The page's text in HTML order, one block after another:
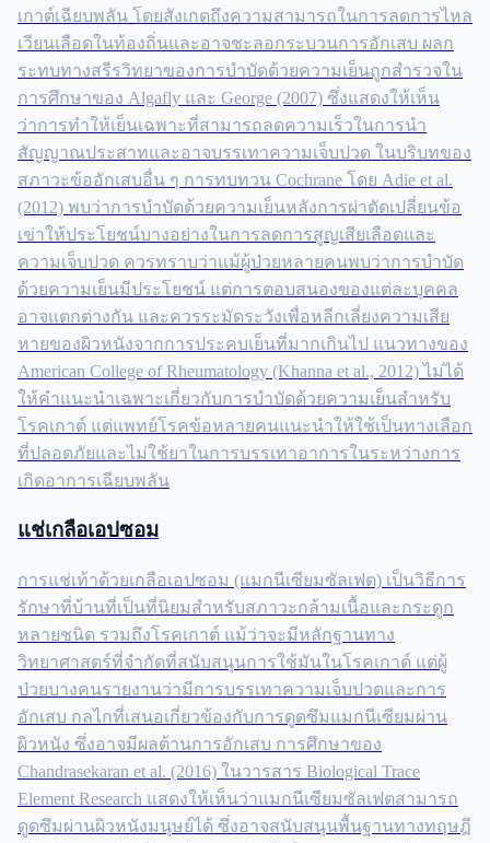
เกาต์เฉียบพลัน โดยสังเกตถึงความสามารถในการลดการไหล
เวียนเลือดในท้องถิ่นและอาจชะลอกระบวนการอักเสบ ผลก
ระทบทางสรีรวิทยาของการบำบัดด้วยความเย็นถูกสำรวจใน
การศึกษาของ Algafly และ George (2007) ซึ่งแสดงให้เห็น
ว่าการทำให้เย็นเฉพาะที่สามารถลดความเร็วในการนำ
สัญญาณประสาทและอาจบรรเทาความเจ็บปวด ในบริบทของ
สภาวะข้ออักเสบอื่น ๆ การทบทวน Cochrane โดย Adie et al.
(2012) พบว่าการบำบัดด้วยความเย็นหลังการผ่าตัดเปลี่ยนข้อ
เข่าให้ประโยชน์บางอย่างในการลดการสูญเสียเลือดและ
ความเจ็บปวด ควรทราบว่าแม้ผู้ป่วยหลายคนพบว่าการบำบัด
ด้วยความเย็นมีประโยชน์ แต่การตอบสนองของแต่ละบุคคล
อาจแตกต่างกัน และควรระมัดระวังเพื่อหลีกเลี่ยงความเสีย
หายของผิวหนังจากการประคบเย็นที่มากเกินไป แนวทางของ
American College of Rheumatology (Khanna et al., 2012) ไม่ได้
ให้คำแนะนำเฉพาะเกี่ยวกับการบำบัดด้วยความเย็นสำหรับ
โรคเกาต์ แต่แพทย์โรคข้อหลายคนแนะนำให้ใช้เป็นทางเลือก
ที่ปลอดภัยและไม่ใช้ยาในการบรรเทาอาการในระหว่างการ
เกิดอาการเฉียบพลัน
แช่เกลือเอปซอม
การแช่เท้าด้วยเกลือเอปซอม (แมกนีเซียมซัลเฟต) เป็นวิธีการ
รักษาที่บ้านที่เป็นที่นิยมสำหรับสภาวะกล้ามเนื้อและกระดูก
หลายชนิด รวมถึงโรคเกาต์ แม้ว่าจะมีหลักฐานทาง
วิทยาศาสตร์ที่จำกัดที่สนับสนุนการใช้มันในโรคเกาต์ แต่ผู้
ป่วยบางคนรายงานว่ามีการบรรเทาความเจ็บปวดและการ
อักเสบ กลไกที่เสนอเกี่ยวข้องกับการดูดซึมแมกนีเซียมผ่าน
ผิวหนัง ซึ่งอาจมีผลต้านการอักเสบ การศึกษาของ
Chandrasekaran et al. (2016) ในวารสาร Biological Trace
Element Research แสดงให้เห็นว่าแมกนีเซียมซัลเฟตสามารถ
ดูดซึมผ่านผิวหนังมนุษย์ได้ ซึ่งอาจสนับสนุนพื้นฐานทางทฤษฎี